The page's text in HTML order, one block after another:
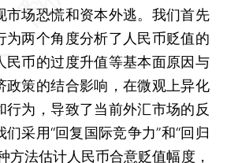
市场恐慌和资本外逃。我们首先
为两个角度分析了人民币贬值的
民币的过度升值等基本面原因与
政策的结合影响，在微观上异化
行为，导致了当前外汇市场的反
采用“回复国际竞争力”和“回归
方法估计人民币合意贬值幅度，